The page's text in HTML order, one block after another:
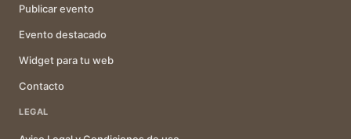
Publicar evento
Evento destacado
Widget para tu web
Contacto
LEGAL